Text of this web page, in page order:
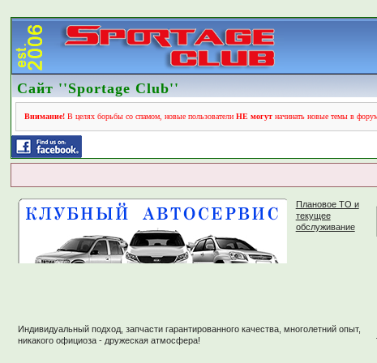
Сайт ''Sportage Club''
Внимание! В целях борьбы со спамом, новые пользователиНЕ могут начинать новые темы в
Плановое ТО и
текущее
обслуживание
Индивидуальный подход, запчасти гарантированного качества, многолетний опыт,
никакого официоза - дружеская атмосфера!